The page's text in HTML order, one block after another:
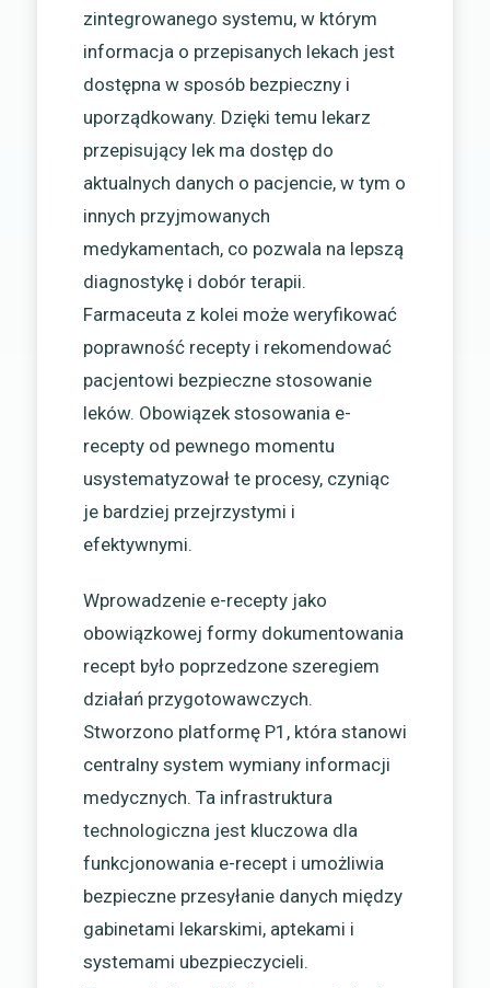
zintegrowanego systemu, w którym
informacja o przepisanych lekach jest
dostępna w sposób bezpieczny i
uporządkowany. Dzięki temu lekarz
przepisujący lek ma dostęp do
aktualnych danych o pacjencie, w tym o
innych przyjmowanych
medykamentach, co pozwala na lepszą
diagnostykę i dobór terapii.
Farmaceuta z kolei może weryfikować
poprawność recepty i rekomendować
pacjentowi bezpieczne stosowanie
leków. Obowiązek stosowania e-
recepty od pewnego momentu
usystematyzował te procesy, czyniąc
je bardziej przejrzystymi i
efektywnymi.
Wprowadzenie e-recepty jako
obowiązkowej formy dokumentowania
recept było poprzedzone szeregiem
działań przygotowawczych.
Stworzono platformę P1, która stanowi
centralny system wymiany informacji
medycznych. Ta infrastruktura
technologiczna jest kluczowa dla
funkcjonowania e-recept i umożliwia
bezpieczne przesyłanie danych między
gabinetami lekarskimi, aptekami i
systemami ubezpieczycieli.